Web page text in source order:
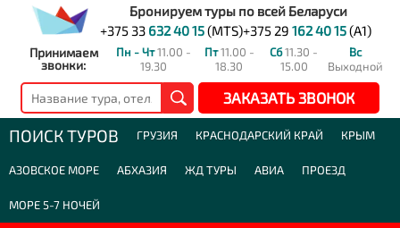
Бронируем туры по всей Беларуси
+375 33 632 40 15(MTS)+375 29 162 40 15(A1)
Принимаем
звонки:
Пн - Чт11.00 -
19.30
Пт11.00 -
18.30
Сб11.30 -
15.00
Вс
Выходной
ЗАКАЗАТЬ ЗВОНОК
ПОИСК ТУРОВ ГРУЗИЯ КРАСНОДАРСКИЙ КРАЙ КРЫМ
АЗОВСКОЕ МОРЕ АБХАЗИЯ ЖД ТУРЫ АВИА ПРОЕЗД
МОРЕ 5-7 НОЧЕЙ